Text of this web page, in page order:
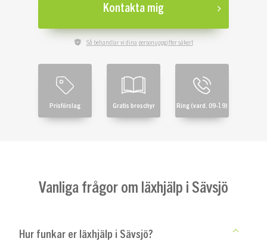
Kontakta mig
Så behandlar vi dina personuppgifter säkert
Prisförslag Gratis broschyr Ring (vard. 09-19)
Vanliga frågor om läxhjälp i Sävsjö
Hur funkar er läxhjälp i Sävsjö?